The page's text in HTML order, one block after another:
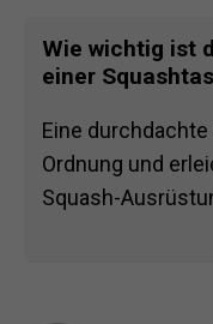
Wie wichtig ist
einer
Eine
Ordnung und
Squash-